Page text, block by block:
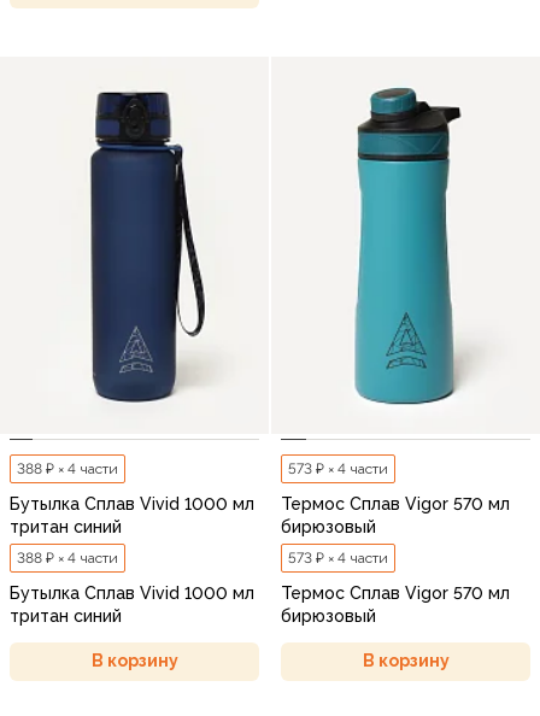
388 ₽ × 4 части
Бутылка Сплав Vivid 1000 мл
тритан синий
388 ₽ × 4 части
Бутылка Сплав Vivid 1000 мл
тритан синий
В корзину
573 ₽ × 4 части
Термос Сплав Vigor 570 мл
бирюзовый
573 ₽ × 4 части
Термос Сплав Vigor 570 мл
бирюзовый
В корзину